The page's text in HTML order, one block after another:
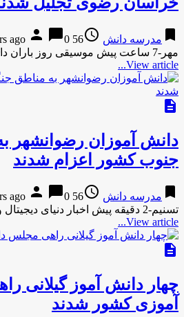
bookmark مدرسه دانش access_time
56 years ago
person chat_bubble0
مهر-7 ساعت پیش موسیقی روز باران دانلود
View article...
description
دانش آموزان رضوانشهر
جنوب کشور اعزام شدند
bookmark مدرسه دانش access_time
56 years ago
person chat_bubble0
تسنیم-2 دقیقه پیش اخبار دنیای دیجیتال ورزش و زندگی
View article...
description
چهار دانش آموز گیلانی
آموزی کشور شدند